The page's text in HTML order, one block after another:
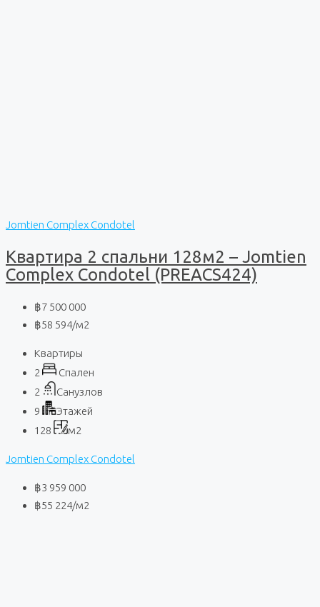
Jomtien Complex Condotel
Квартира 2 спальни 128м2 – Jomtien
Complex Condotel (PREACS424)
฿7 500 000
฿58 594/м2
Квартиры
2
Спален
2
Санузлов
9
Этажей
128
м2
Jomtien Complex Condotel
฿3 959 000
฿55 224/м2